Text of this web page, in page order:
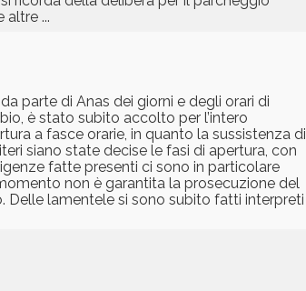
altre ...
parte di Anas dei giorni e degli orari di
è stato subito accolto per l’intero
a fasce orarie, in quanto la sussistenza di
siano state decise le fasi di apertura, con
fatte presenti ci sono in particolare
non è garantita la prosecuzione del
Delle lamentele si sono subito fatti interpreti